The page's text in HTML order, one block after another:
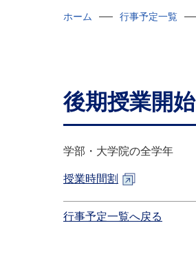
ホーム 行事予定一覧
後期授業開始
学部・大学院の全学年
授業時間割
行事予定一覧へ戻る